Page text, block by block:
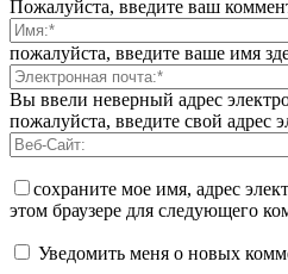
Пожалуйста, введите ваш
пожалуйста, введите ваше имя
Вы ввели неверный адрес
пожалуйста, введите свой адрес
сохраните мое имя, адрес
этом браузере для следующего
Уведомить меня о новых